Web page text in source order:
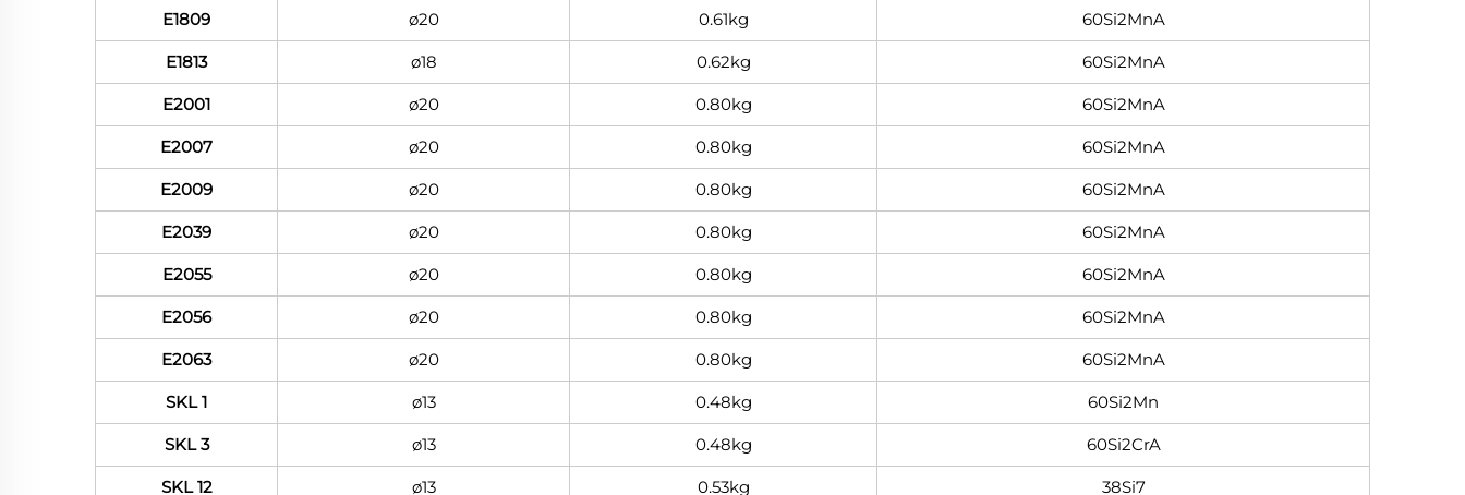
E1809 ø20 0.61kg 60Si2MnA
E1813 ø18 0.62kg 60Si2MnA
E2001 ø20 0.80kg 60Si2MnA
E2007 ø20 0.80kg 60Si2MnA
E2009 ø20 0.80kg 60Si2MnA
E2039 ø20 0.80kg 60Si2MnA
E2055 ø20 0.80kg 60Si2MnA
E2056 ø20 0.80kg 60Si2MnA
E2063 ø20 0.80kg 60Si2MnA
SKL 1 ø13 0.48kg 60Si2Mn
SKL 3 ø13 0.48kg 60Si2CrA
SKL 12 ø13 0.53kg 38Si7